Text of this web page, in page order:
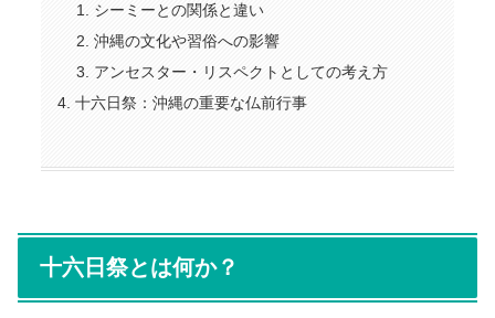
シーミーとの関係と違い
沖縄の文化や習俗への影響
アンセスター・リスペクトとしての考え方
十六日祭：沖縄の重要な仏前行事
十六日祭とは何か？